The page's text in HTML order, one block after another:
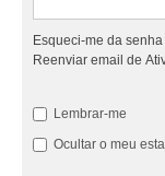
Esqueci-me da senha
Reenviar email de
Lembrar-me
Ocultar o meu